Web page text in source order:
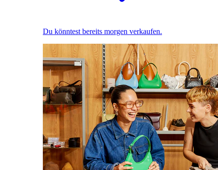
Du könntest bereits morgen verkaufen.